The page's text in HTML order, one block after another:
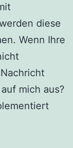
diese
Wenn Ihre
mich aus?